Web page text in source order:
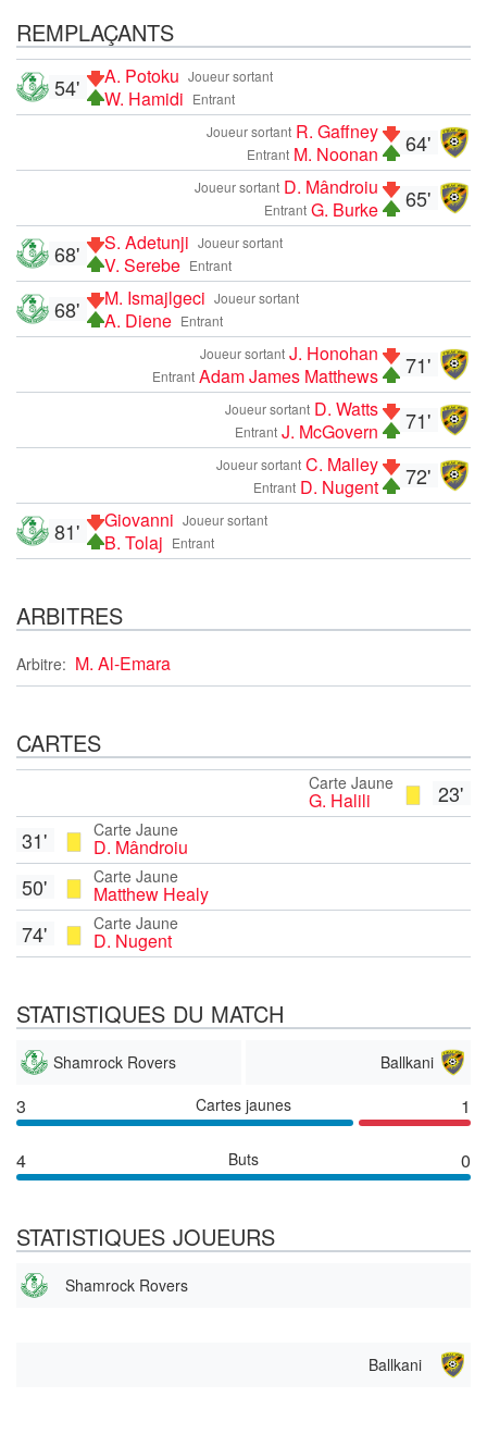
REMPLAÇANTS
Joueur sortant
A. Potoku
Entrant
W. Hamidi
54'
64'
Joueur sortant R. Gaffney
Entrant M. Noonan
65'
Joueur sortant D. Mândroiu
Entrant G. Burke
Joueur sortant
S. Adetunji
Entrant
V. Serebe
68'
Joueur sortant
M. Ismajlgeci
Entrant
A. Diene
68'
71'
Joueur sortant J. Honohan
Entrant Adam James Matthews
71'
Joueur sortant D. Watts
Entrant J. McGovern
72'
Joueur sortant C. Malley
Entrant D. Nugent
Joueur sortant
Giovanni
Entrant
B. Tolaj
81'
ARBITRES
Arbitre: M. Al-Emara
CARTES
23'
Carte Jaune
G. Halili
Carte Jaune
D. Mândroiu
31'
Carte Jaune
Matthew Healy
50'
Carte Jaune
D. Nugent
74'
STATISTIQUES DU MATCH
Shamrock Rovers Ballkani
3 Cartes jaunes 1
4 Buts 0
STATISTIQUES JOUEURS
Shamrock Rovers
Ballkani